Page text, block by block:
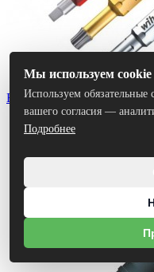
Биты
Мы используем cookie
Используем обязательные
вашего согласия —
Подробнее